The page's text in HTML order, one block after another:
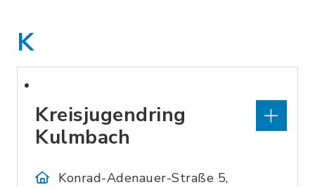
K
Kreisjugendring
Kulmbach
Konrad-Adenauer-Straße 5,